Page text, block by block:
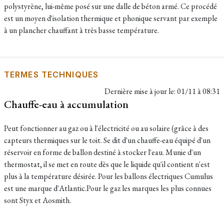
polystyrène, lui-même posé sur une dalle de béton armé. Ce procédé
est un moyen d'isolation thermique et phonique servant par exemple
à un plancher chauffant à très basse température.
TERMES TECHNIQUES
Dernière mise à jour le:01/11 à 08:31
Chauffe-eau à accumulation
Peut fonctionner au gaz ou à l'électricité ou au solaire (grâce à des
capteurs thermiques sur le toit. Se dit d'un chauffe-eau équipé d'un
réservoir en forme de ballon destiné à stocker l'eau. Munie d'un
thermostat, il se met en route dès que le liquide qu'il contient n'est
plus à la température désirée. Pour les ballons électriques Cumulus
est une marque d'Atlantic.Pour le gaz les marques les plus connues
sont Styx et Aosmith.